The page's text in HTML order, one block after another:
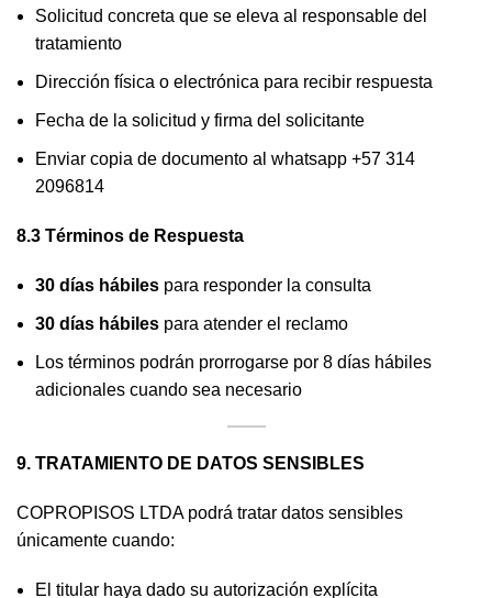
Solicitud concreta que se eleva al responsable del
tratamiento
Dirección física o electrónica para recibir respuesta
Fecha de la solicitud y firma del solicitante
Enviar copia de documento al whatsapp +57 314
2096814
8.3 Términos de Respuesta
30 días hábiles para responder la consulta
30 días hábiles para atender el reclamo
Los términos podrán prorrogarse por 8 días hábiles
adicionales cuando sea necesario
9. TRATAMIENTO DE DATOS SENSIBLES
COPROPISOS LTDA podrá tratar datos sensibles
únicamente cuando:
El titular haya dado su autorización explícita